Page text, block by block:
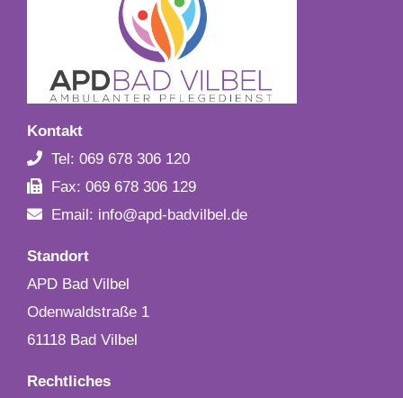
Kontakt
Tel: 069 678 306 120
Fax: 069 678 306 129
Email: info@apd-badvilbel.de
Standort
APD Bad Vilbel
Odenwaldstraße 1
61118 Bad Vilbel
Rechtliches